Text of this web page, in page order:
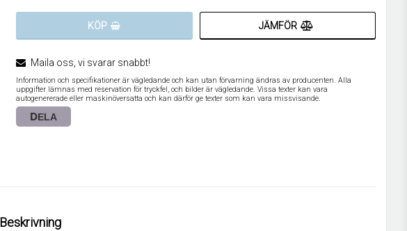
KÖP JÄMFÖR
Maila oss, vi svarar snabbt!
Information och specifikationer är vägledande och kan utan förvarning ändras av producenten. Alla
uppgifter lämnas med reservation för tryckfel, och bilder är vägledande. Vissa texter kan vara
autogenererade eller maskinöversatta och kan därför ge texter som kan vara missvisande.
DELA
Beskrivning